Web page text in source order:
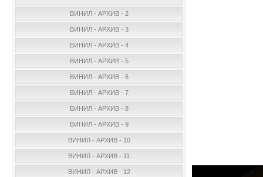
ВИНИЛ - АРХИВ - 2
ВИНИЛ - АРХИВ - 3
ВИНИЛ - АРХИВ - 4
ВИНИЛ - АРХИВ - 5
ВИНИЛ - АРХИВ - 6
ВИНИЛ - АРХИВ - 7
ВИНИЛ - АРХИВ - 8
ВИНИЛ - АРХИВ - 9
ВИНИЛ - АРХИВ - 10
ВИНИЛ - АРХИВ - 11
ВИНИЛ - АРХИВ - 12